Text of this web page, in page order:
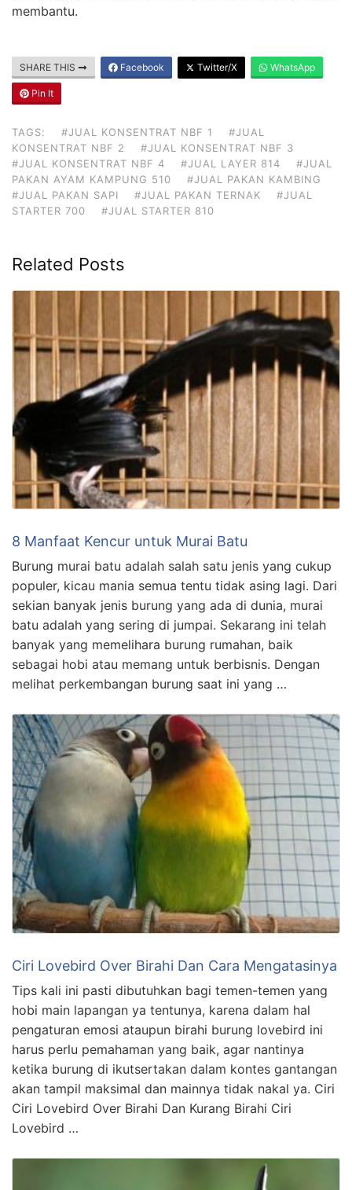
membantu.
SHARE THIS Facebook Twitter/X WhatsApp
Pin It
TAGS: #JUAL KONSENTRAT NBF 1
#JUAL
KONSENTRAT NBF 2
#JUAL KONSENTRAT NBF 3
#JUAL KONSENTRAT NBF 4
#JUAL LAYER 814
#JUAL
PAKAN AYAM KAMPUNG 510
#JUAL PAKAN KAMBING
#JUAL PAKAN SAPI
#JUAL PAKAN TERNAK
#JUAL
STARTER 700
#JUAL STARTER 810
Related Posts
8 Manfaat Kencur untuk Murai Batu
Burung murai batu adalah salah satu jenis yang cukup
populer, kicau mania semua tentu tidak asing lagi. Dari
sekian banyak jenis burung yang ada di dunia, murai
batu adalah yang sering di jumpai. Sekarang ini telah
banyak yang memelihara burung rumahan, baik
sebagai hobi atau memang untuk berbisnis. Dengan
melihat perkembangan burung saat ini yang …
Ciri Lovebird Over Birahi Dan Cara Mengatasinya
Tips kali ini pasti dibutuhkan bagi temen-temen yang
hobi main lapangan ya tentunya, karena dalam hal
pengaturan emosi ataupun birahi burung lovebird ini
harus perlu pemahaman yang baik, agar nantinya
ketika burung di ikutsertakan dalam kontes gantangan
akan tampil maksimal dan mainnya tidak nakal ya. Ciri
Ciri Lovebird Over Birahi Dan Kurang Birahi Ciri
Lovebird …